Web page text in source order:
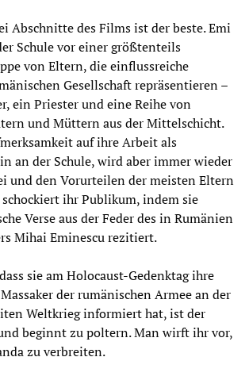
Abschnitte des Films ist der beste. Emi
Schule vor einer größtenteils
von Eltern, die einflussreiche
Gesellschaft repräsentieren –
ein Priester und eine Reihe von
und Müttern aus der Mittelschicht.
auf ihre Arbeit als
an der Schule, wird aber immer wieder
und den Vorurteilen der meisten Eltern
ihr Publikum, indem sie
Verse aus der Feder des in Rumänien
Mihai Eminescu rezitiert.
sie am Holocaust-Gedenktag ihre
der rumänischen Armee an der
Weltkrieg informiert hat, ist der
beginnt zu poltern. Man wirft ihr vor,
zu verbreiten.